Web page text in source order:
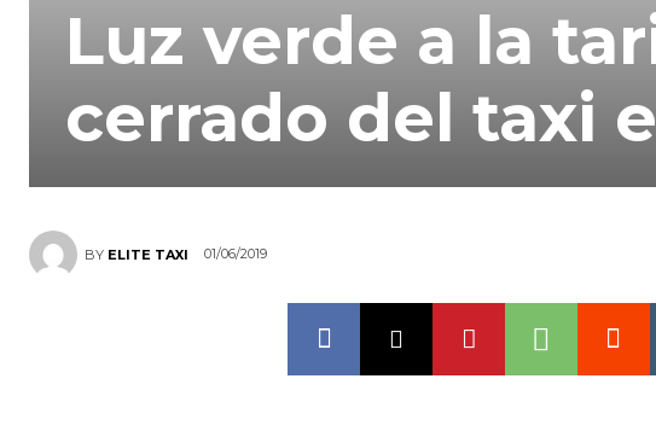
Luz verde a la
cerrado del taxi
BY ELITE TAXI 01/06/2019